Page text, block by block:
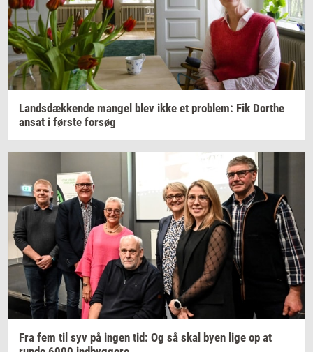
Lands­dæk­ken­de man­gel blev ikke et pro­blem: Fik Dort­he
ansat i før­ste for­søg
Fra fem til syv på ingen tid: Og så skal byen lige op at